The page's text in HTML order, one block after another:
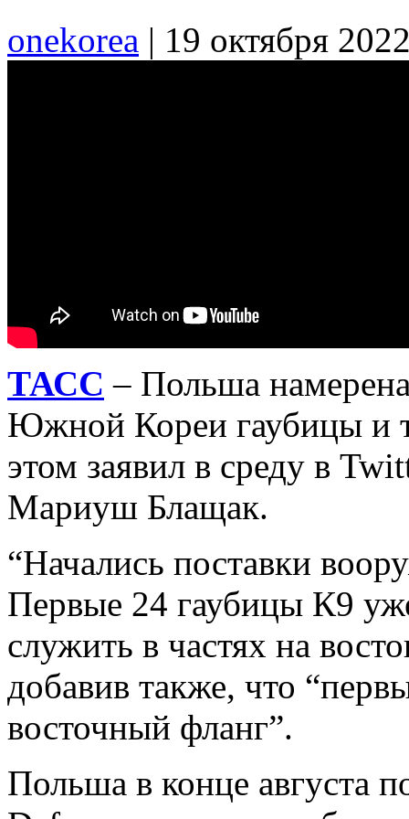
onekorea | 19 октября
ТАСС – Польша
Южной Кореи гаубицы и
этом заявил в среду в
Мариуш Блащак.
“Начались поставки
Первые 24 гаубицы К9
служить в частях на
добавив также, что
восточный фланг”.
Польша в конце августа